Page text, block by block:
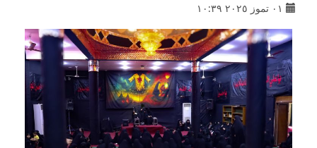
٠١ تموز ٢٠٢٥ ١٠:٣٩